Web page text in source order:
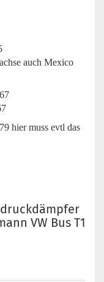
auch Mexico
hier muss evtl das
VW Bus T1